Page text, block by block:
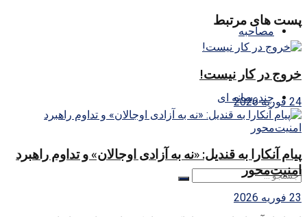
مصاحبه
چندرسانه ای
پست های مرتبط
خروج در کار نیست!
24 فوریه 2026
پیام آنکارا به قندیل: «نه به آزادی اوجالان» و تداوم راهبرد
امنیت‌محور
23 فوریه 2026